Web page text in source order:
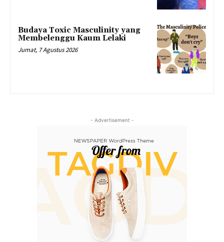
Budaya Toxic Masculinity yang
Membelenggu Kaum Lelaki
Jumat, 7 Agustus 2026
- Advertisement -